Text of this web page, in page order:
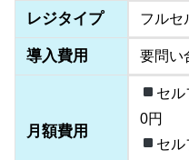
レジタイプ フルセ
導入費用 要問い
月額費用
セ
0円
セ